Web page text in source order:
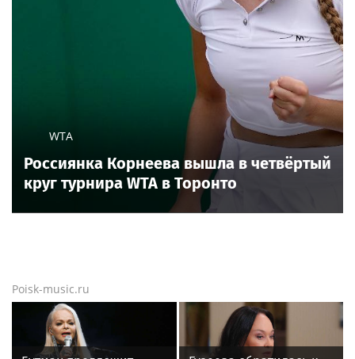
WTA
Россиянка Корнеева вышла в четвёртый
круг турнира WTA в Торонто
Poisk-music.ru